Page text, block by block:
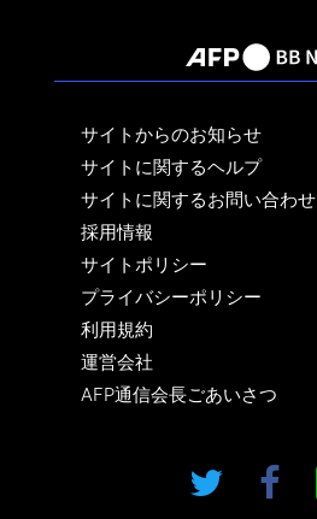
サイトからのお知らせ
サイトに関するヘルプ
サイトに関するお問い合わせ
採用情報
サイトポリシー
プライバシーポリシー
利用規約
運営会社
AFP通信会長ごあいさつ